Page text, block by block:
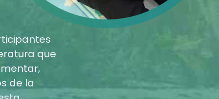
que
de la